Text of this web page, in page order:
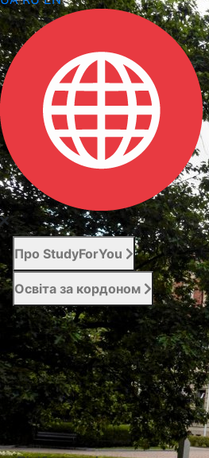
Про StudyForYou
Освіта за кордоном
Абітурієнту
Послуги
Новини
Контакти